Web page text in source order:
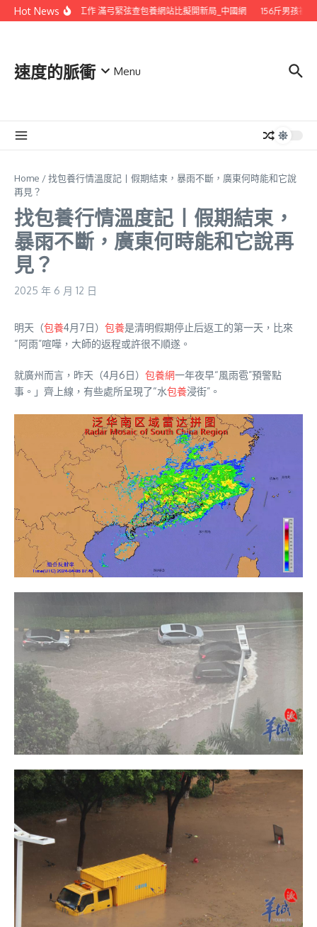
Skip to content
Hot News
肅：跳起摸高拼工作 滿弓緊弦查包養網站比擬開新局_中國網 156斤男孩被逼
速度的脈衝 Menu
Home /找包養行情溫度記丨假期結束，暴雨不斷，廣東何時能和它說
再見？
找包養行情溫度記丨假期結束，
暴雨不斷，廣東何時能和它說再
見？
2025 年 6 月 12 日
明天（包養4月7日） 包養是清明假期停止后返工的第一天，比來
“阿雨”喧嘩，大師的返程或許很不順遂。
就廣州而言，昨天（4月6日） 包養網一年夜早“風雨雹”預警點
事。」齊上線，有些處所呈現了“水包養浸街”。